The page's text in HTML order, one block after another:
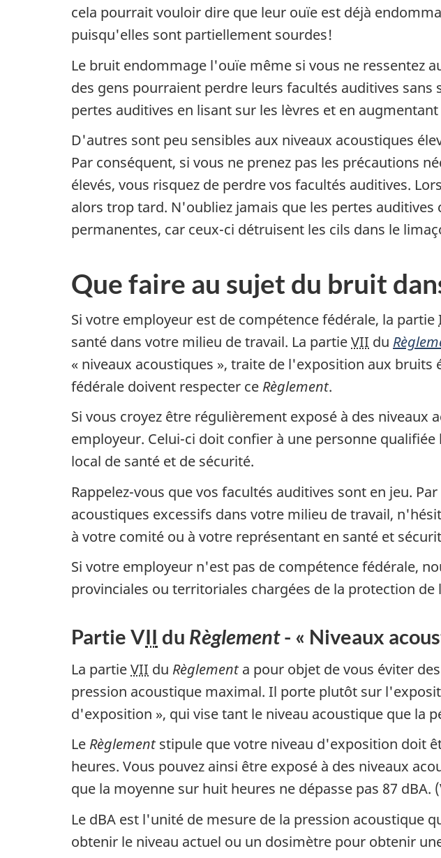
cela pourrait vouloir dire que leur ouïe est déjà
puisqu'elles sont partiellement sourdes!
Le bruit endommage l'ouïe même si vous ne ressentez
des gens pourraient perdre leurs facultés auditives
pertes auditives en lisant sur les lèvres et en
D'autres sont peu sensibles aux niveaux acoustiques
Par conséquent, si vous ne prenez pas les précautions
élevés, vous risquez de perdre vos facultés auditives.
alors trop tard. N'oubliez jamais que les pertes
permanentes, car ceux-ci détruisent les cils dans le
Que faire au sujet du bruit
Si votre employeur est de compétence fédérale, la partie
santé dans votre milieu de travail. La partieVII du
« niveaux acoustiques », traite de l'exposition aux bruits
fédérale doivent respecter ce Règlement.
Si vous croyez être régulièrement exposé à des
employeur. Celui-ci doit confier à une personne
local de santé et de sécurité.
Rappelez-vous que vos facultés auditives sont en jeu.
acoustiques excessifs dans votre milieu de travail,
à votre comité ou à votre représentant en santé et
Si votre employeur n'est pas de compétence fédérale,
provinciales ou territoriales chargées de la protection de
Partie VII du Règlement- « Niveaux
La partieVII du Règlementa pour objet de vous éviter
pression acoustique maximal. Il porte plutôt sur
d'exposition », qui vise tant le niveau acoustique que la
Le Règlementstipule que votre niveau d'exposition doit
heures. Vous pouvez ainsi être exposé à des niveaux
que la moyenne sur huit heures ne dépasse pas 87 dBA.
Le dBA est l'unité de mesure de la pression acoustique
obtenir le niveau actuel ou un dosimètre pour obtenir